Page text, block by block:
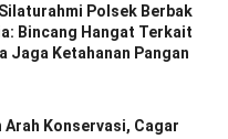
Polsek Berbak
Bincang Hangat Terkait
Jaga Ketahanan Pangan
Arah Konservasi, Cagar